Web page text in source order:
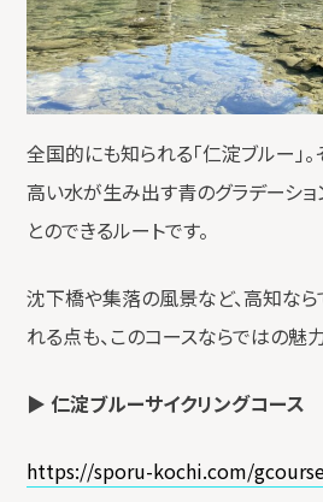
全国的にも知られる「仁淀ブルー」
高い水が生み出す青のグラデーシ
とのできるルートです。
沈下橋や集落の風景など、高知な
れる点も、このコースならではの魅力
▶仁淀ブルーサイクリングコース
https://sporu-kochi.com/